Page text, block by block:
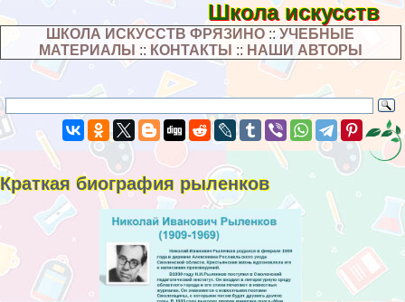
Школа искусств
ШКОЛА ИСКУССТВ ФРЯЗИНО ::УЧЕБНЫЕ
МАТЕРИАЛЫ :: КОНТАКТЫ :: НАШИ АВТОРЫ
Краткая биография рыленков